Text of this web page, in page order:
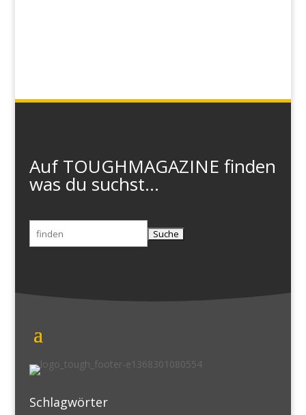
Auf TOUGHMAGAZINE finden
was du suchst...
Suchen
nach:
Schlagwörter